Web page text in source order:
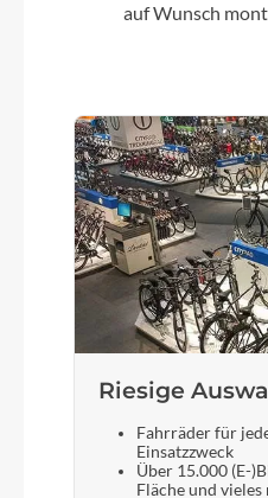
Fuxon
ShutterPrecision
auf Wunsch
Riesige
Fahrräder für
Einsatzzweck
Über 15.000 (E-
Fläche und vieles